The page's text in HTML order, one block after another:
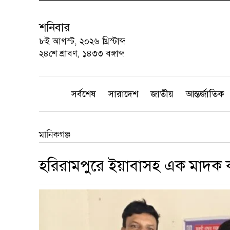
শনিবার
৮ই আগস্ট, ২০২৬ খ্রিস্টাব্দ
২৪শে শ্রাবণ, ১৪৩৩ বঙ্গাব্দ
সর্বশেষ সারাদেশ জাতীয় আন্তর্জাতিক
মানিকগঞ্জ
‎হরিরামপুরে ইয়াবাসহ এক মাদক